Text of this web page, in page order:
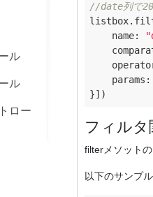
ル
ル
ロー
//date列で
name:
params :
フィルタ
filterメソット
以下のサンプ